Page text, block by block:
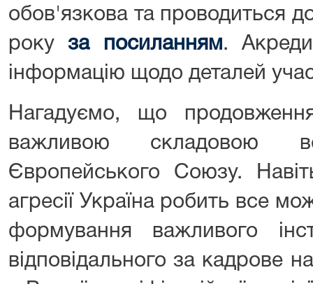
обов'язкова та проводиться
рокуза посиланням .
інформацію щодо деталей
Нагадуємо, що
важливою складовою
Європейського Союзу.
агресії Україна робить все
формування важливого
відповідального за кадрове